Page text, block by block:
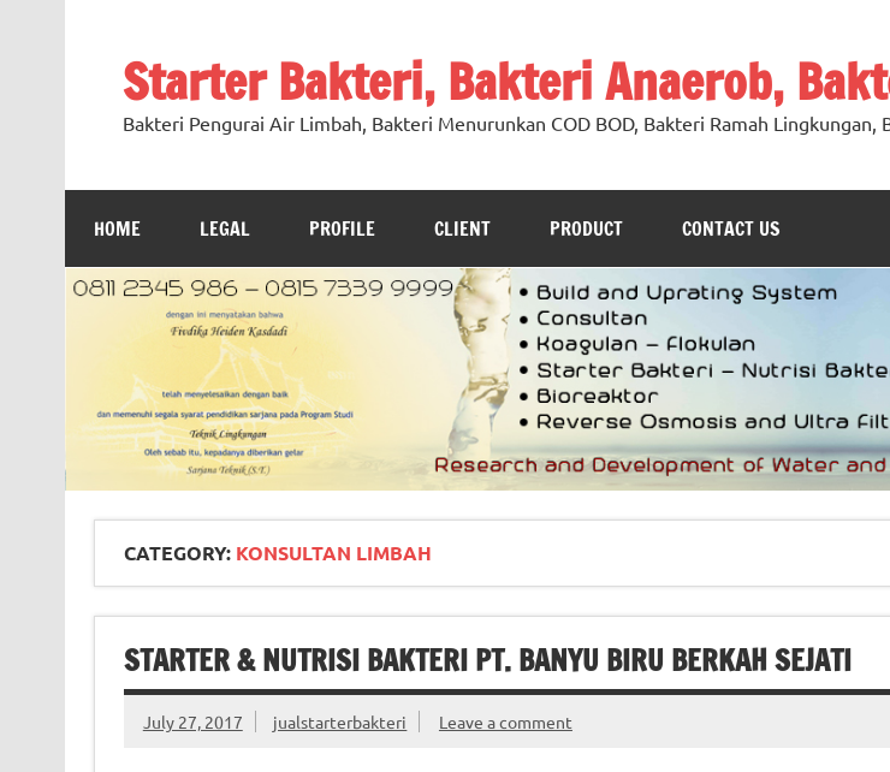
Starter Bakteri, Bakteri Anaerob,
Bakteri Pengurai Air Limbah, Bakteri Menurunkan COD BOD, Bakteri Ramah
HOME LEGAL PROFILE CLIENT PRODUCT CONTACT US
CATEGORY: KONSULTAN LIMBAH
STARTER & NUTRISI BAKTERI PT. BANYU BIRU BERKAH SEJATI
July 27, 2017 jualstarterbakteri Leave a comment